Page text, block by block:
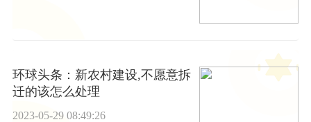
环球头条：新农村建设,不愿意拆
迁的该怎么处理
2023-05-29 08:49:26